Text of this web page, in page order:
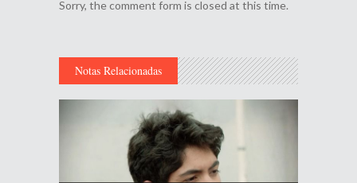
Sorry, the comment form is closed at this time.
Notas Relacionadas